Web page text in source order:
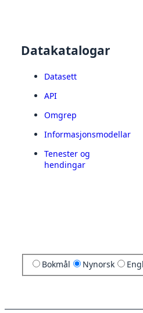
Datakatalogar
Datasett
API
Omgrep
Informasjonsmodellar
Tenester og
hendingar
Bokmål Nynorsk